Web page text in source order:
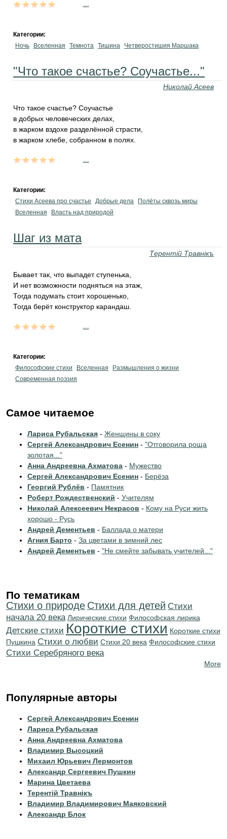
Категории:
Ночь
Вселенная Темнота Тишина Четверостишия Маршака
"Что такое счастье? Соучастье..."
Николай Асеев
Что такое счастье? Соучастье
в добрых человеческих делах,
в жарком вздохе разделённой страсти,
в жарком хлебе, собранном в полях.
Категории:
Стихи Асеева про счастье
Добрые дела
Полёты сквозь миры
Вселенная
Власть над природой
Шаг из мата
Терентiй Травнiкъ
Бывает так, что выпадет ступенька,
И нет возможности подняться на этаж,
Тогда подумать стоит хорошенько,
Тогда берёт конструктор карандаш.
Категории:
Философские стихи
Вселенная
Размышления о жизни
Современная поэзия
Самое читаемое
Лариса Рубальская - Женщины в соку
Сергей Александрович Есенин - "Отговорила роща
золотая..."
Анна Андреевна Ахматова - Мужество
Сергей Александрович Есенин - Берёза
Георгий Рублёв - Памятник
Роберт Рождественский - Учителям
Николай Алексеевич Некрасов - Кому на Руси жить
хорошо - Русь
Андрей Дементьев - Баллада о матери
Агния Барто - За цветами в зимний лес
Андрей Дементьев - "Не смейте забывать учителей..."
По тематикам
Стихи о природе Стихи для детей Cтихи
начала 20 века Лирические стихи Философская лирика
Детские стихи Короткие стихи Короткие стихи
Пушкина Стихи о любви Стихи 20 века Философские стихи
Cтихи Серебряного века
More
Популярные авторы
Сергей Александрович Есенин
Лариса Рубальская
Анна Андреевна Ахматова
Владимир Высоцкий
Михаил Юрьевич Лермонтов
Александр Сергеевич Пушкин
Марина Цветаева
Терентiй Травнiкъ
Владимир Владимирович Маяковский
Александр Блок